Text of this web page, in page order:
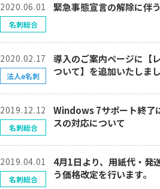
2020.06.01 緊急事態宣言の解除に伴
名刺総合
2020.02.17
導入のご案内ページに【
ついて】を追加いたしまし
法人e名刺
2019.12.12
Windows 7サポート終了
スの対応について
名刺総合
2019.04.01
4月1日より、用紙代・発
う価格改定を行います。
名刺総合